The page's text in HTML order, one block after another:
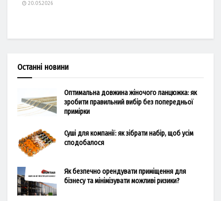
20.05.2026
Останні новини
Оптимальна довжина жіночого ланцюжка: як
зробити правильний вибір без попередньої
примірки
Суші для компанії: як зібрати набір, щоб усім
сподобалося
Як безпечно орендувати приміщення для
бізнесу та мінімізувати можливі ризики?